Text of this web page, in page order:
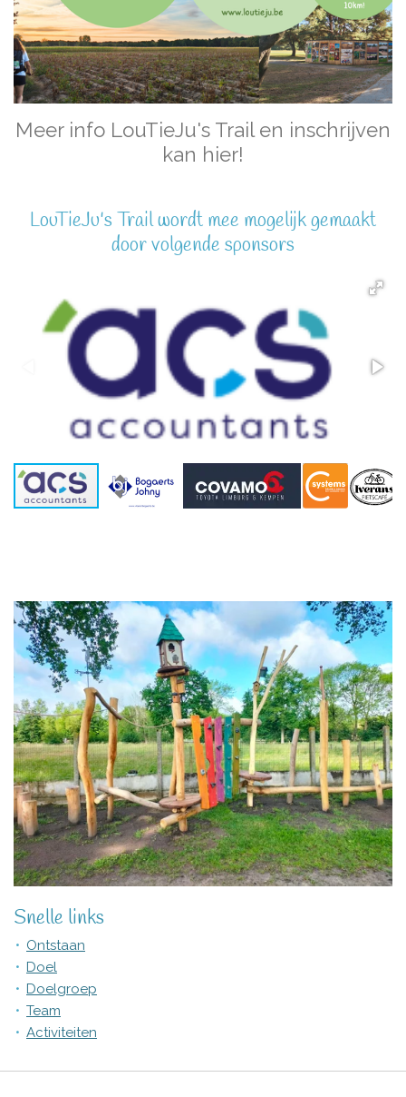
Meer info LouTieJu's Trail en inschrijven
kan hier!
LouTieJu's Trail wordt mee mogelijk gemaakt
door volgende sponsors
Snelle links
Ontstaan
Doel
Doelgroep
Team
Activiteiten